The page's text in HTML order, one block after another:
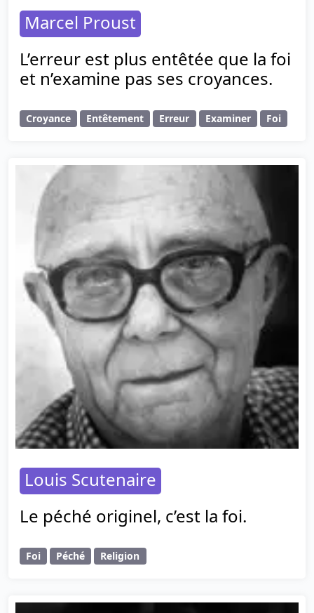
Marcel Proust
L’erreur est plus entêtée que la foi
et n’examine pas ses croyances.
Croyance Entêtement Erreur Examiner Foi
Louis Scutenaire
Le péché originel, c’est la foi.
Foi Péché Religion